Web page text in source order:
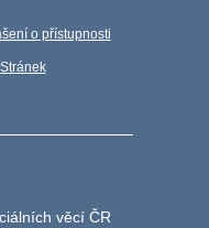
o přístupnosti
věcí ČR